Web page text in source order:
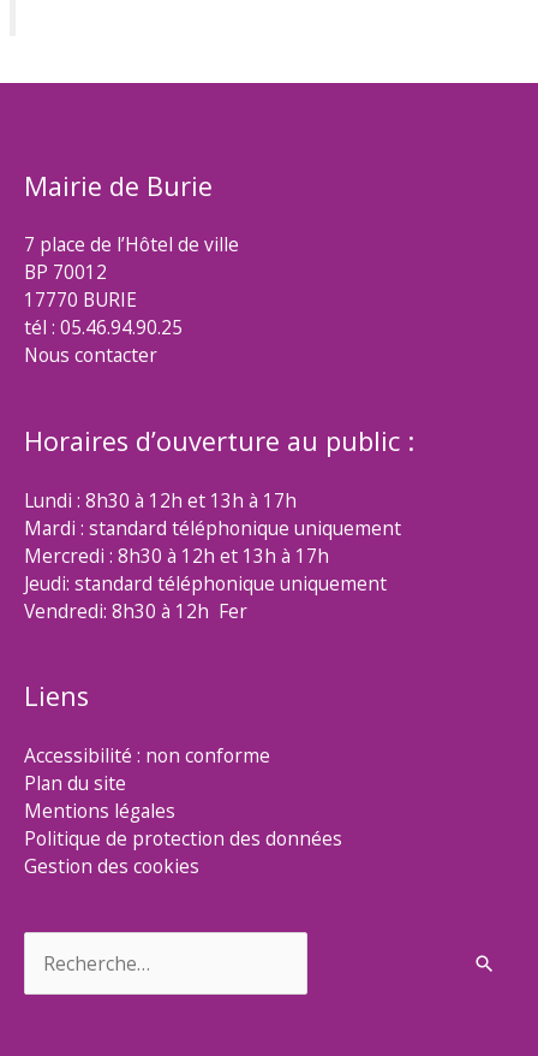
Mairie de Burie
7 place de l’Hôtel de ville
BP 70012
17770 BURIE
tél : 05.46.94.90.25
Nous contacter
Horaires d’ouverture au public :
Lundi : 8h30 à 12h et 13h à 17h
Mardi : standard téléphonique uniquement
Mercredi : 8h30 à 12h et 13h à 17h
Jeudi: standard téléphonique uniquement
Vendredi: 8h30 à 12h Fer
Liens
Accessibilité : non conforme
Plan du site
Mentions légales
Politique de protection des données
Gestion des cookies